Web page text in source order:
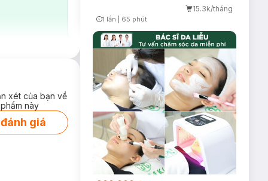
toàn từ hai tổ
với những ưu
se khít lỗ chân
xét của bạn về
này
giá
15.3k/tháng
1 lần 65 phút